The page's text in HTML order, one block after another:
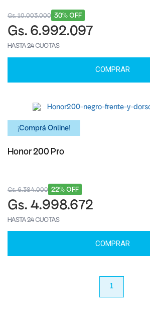
30% OFF
Gs. 10.003.000
Gs. 6.992.097
HASTA 24 CUOTAS
COMPRAR
¡Comprá Online!
Honor 200 Pro
22% OFF
Gs. 6.384.000
Gs. 4.998.672
HASTA 24 CUOTAS
COMPRAR
1